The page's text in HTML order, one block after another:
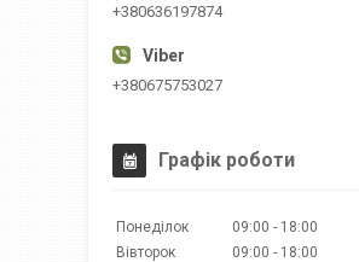
+380636197874
+380675753027
Графік роботи
Понеділок 09:00
18:00
Вівторок
09:00
18:00